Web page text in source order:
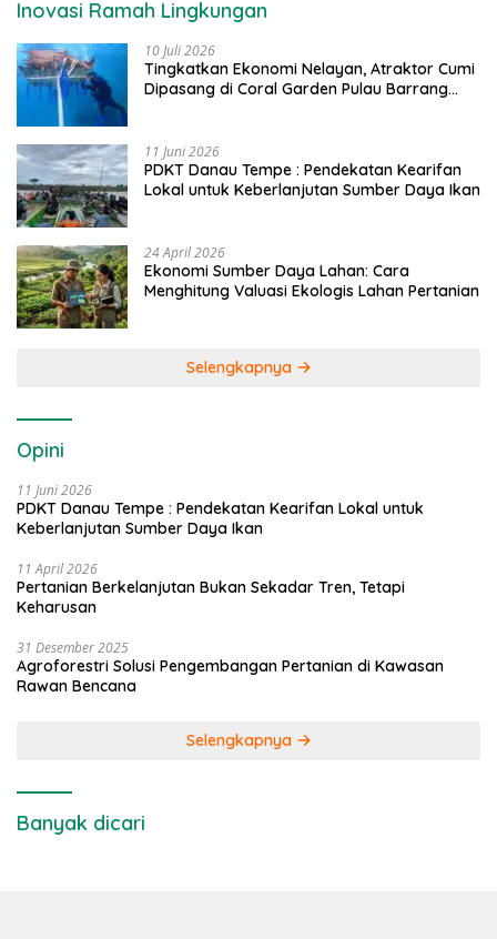
Inovasi Ramah Lingkungan
10 Juli 2026
Tingkatkan Ekonomi Nelayan, Atraktor Cumi
Dipasang di Coral Garden Pulau Barrang
11 Juni 2026
PDKT Danau Tempe : Pendekatan Kearifan
Lokal untuk Keberlanjutan Sumber Daya Ikan
24 April 2026
Ekonomi Sumber Daya Lahan: Cara
Menghitung Valuasi Ekologis Lahan Pertanian
Selengkapnya
Opini
11 Juni 2026
PDKT Danau Tempe : Pendekatan Kearifan Lokal untuk
Keberlanjutan Sumber Daya Ikan
11 April 2026
Pertanian Berkelanjutan Bukan Sekadar Tren, Tetapi
Keharusan
31 Desember 2025
Agroforestri Solusi Pengembangan Pertanian di Kawasan
Rawan Bencana
Selengkapnya
Banyak dicari